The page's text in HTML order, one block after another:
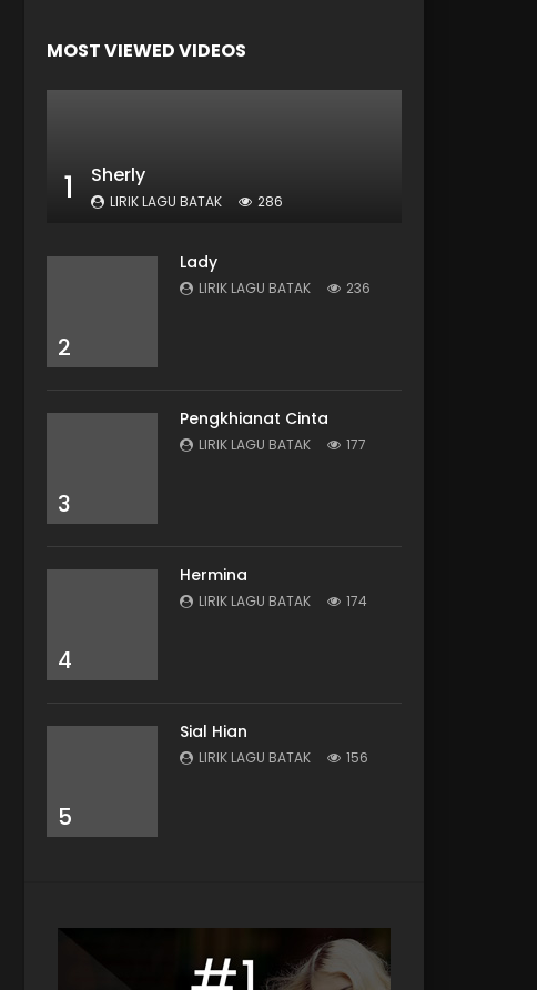
MOST VIEWED VIDEOS
1 Sherly
LIRIK LAGU BATAK 286
2
Lady
LIRIK LAGU BATAK 236
3
Pengkhianat Cinta
LIRIK LAGU BATAK 177
4
Hermina
LIRIK LAGU BATAK 174
5
Sial Hian
LIRIK LAGU BATAK 156